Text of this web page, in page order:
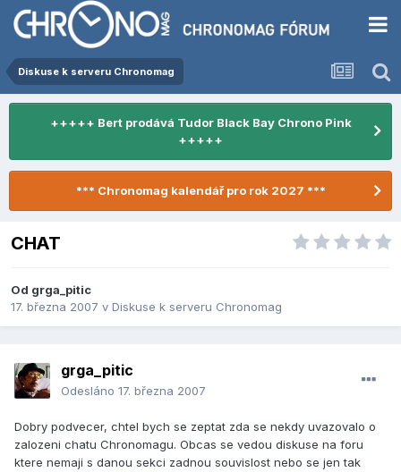
Diskuse k serveru Chronomag
+++++ Bert prodává Tudor Black Bay Chrono Pink
+++++
*** Chronomag kalendář pro rok 2027 ***
CHAT
Od grga_pitic
17. března 2007 v Diskuse k serveru Chronomag
grga_pitic
Odesláno 17. března 2007
Dobry podvecer, chtel bych se zeptat zda se nekdy uvazovalo o
zalozeni chatu Chronomagu. Obcas se vedou diskuse na foru
ktere nemaji s danou sekci zadnou souvislost nebo se jen tak